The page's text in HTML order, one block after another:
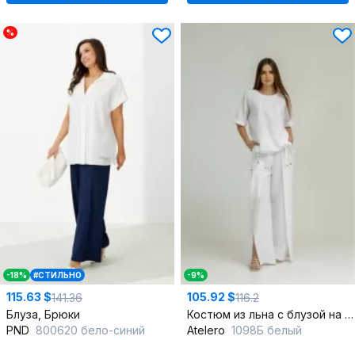
%
-18% #СТИЛЬНО
115.63 $141.36
Блуза, Брюки
PND 800620 бело-синий
-9%
105.92 $116.2
Костюм из льна с блузой на пару и разрезом
Atelero 1098Б белый